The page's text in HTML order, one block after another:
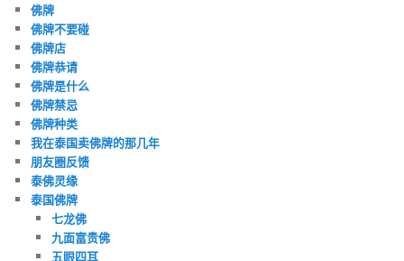
佛牌
佛牌不要碰
佛牌店
佛牌恭请
佛牌是什么
佛牌禁忌
佛牌种类
我在泰国卖佛牌的那几年
朋友圈反馈
泰佛灵缘
泰国佛牌
七龙佛
九面富贵佛
五眼四耳